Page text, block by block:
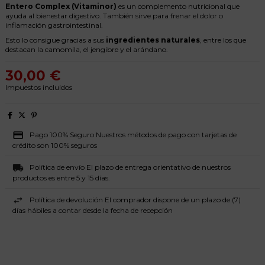
Entero Complex (Vitaminor) es un complemento nutricional que
ayuda al bienestar digestivo. También sirve para frenar el dolor o
inflamación gastrointestinal.
Esto lo consigue gracias a sus ingredientes naturales, entre los que
destacan la camomila, el jengibre y el arándano.
30,00 €
Impuestos incluidos
Pago 100% Seguro Nuestros métodos de pago con tarjetas de
crédito son 100% seguros
Política de envío El plazo de entrega orientativo de nuestros
productos es entre 5 y 15 días.
Política de devolución El comprador dispone de un plazo de (7)
días hábiles a contar desde la fecha de recepción